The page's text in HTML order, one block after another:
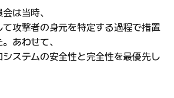
は当時、
攻撃者の身元を特定する過程で措置
あわせて、
ステムの安全性と完全性を最優先し